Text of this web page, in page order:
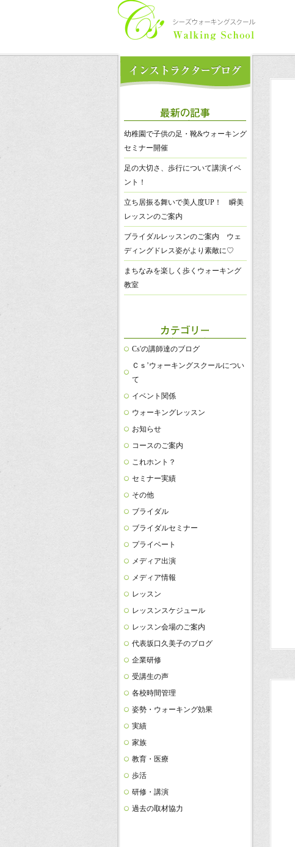
幼稚園で子供の足・靴&ウォーキング
セミナー開催
足の大切さ、歩行について講演イベ
ント！
立ち居振る舞いで美人度UP！ 瞬美
レッスンのご案内
ブライダルレッスンのご案内 ウェ
ディングドレス姿がより素敵に♡
まちなみを楽しく歩くウォーキング
教室
Cs'の講師達のブログ
Ｃｓ’ウォーキングスクールについ
て
イベント関係
ウォーキングレッスン
お知らせ
コースのご案内
これホント？
セミナー実績
その他
ブライダル
ブライダルセミナー
プライベート
メディア出演
メディア情報
レッスン
レッスンスケジュール
レッスン会場のご案内
代表坂口久美子のブログ
企業研修
受講生の声
各校時間管理
姿勢・ウォーキング効果
実績
家族
教育・医療
歩活
研修・講演
過去の取材協力